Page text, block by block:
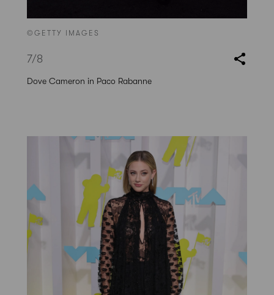
©GETTY IMAGES
7/8
Dove Cameron in Paco Rabanne